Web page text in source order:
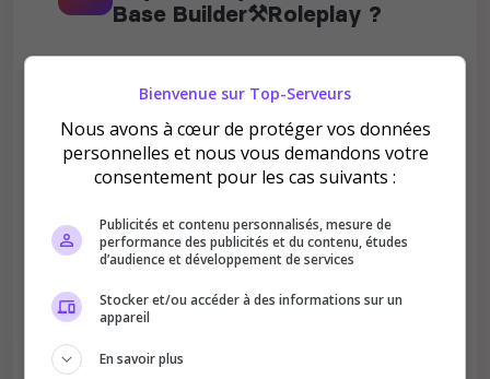
Base Builder⚒️Roleplay ?
Améliore le classement
classement
Bienvenue sur Top-Serveurs
Nous avons à cœur de protéger vos données
personnelles et nous vous demandons votre
consentement pour les cas suivants :
Publicités et contenu personnalisés, mesure de
performance des publicités et du contenu, études
d’audience et développement de services
Stocker et/ou accéder à des informations sur un
appareil
En savoir plus